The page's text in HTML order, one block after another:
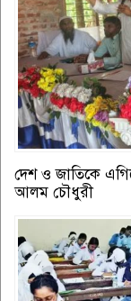
দেশ ও জাতিকে
আলম চৌধুরী